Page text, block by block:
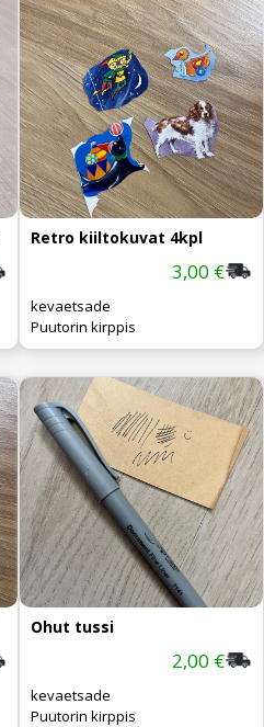
Retro kiiltokuvat 4kpl
3,00 €
kevaetsade
Puutorin kirppis
Ohut tussi
2,00 €
kevaetsade
Puutorin kirppis